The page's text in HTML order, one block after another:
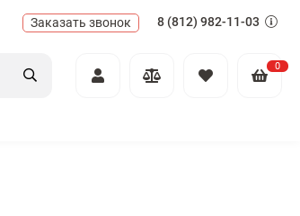
Заказать звонок 8 (812) 982-11-03
0